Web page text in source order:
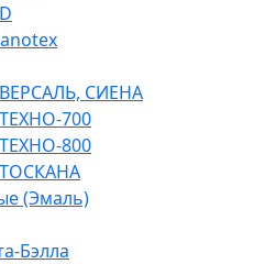
СИЕНА
700
800
(Эмаль)
Бэлла